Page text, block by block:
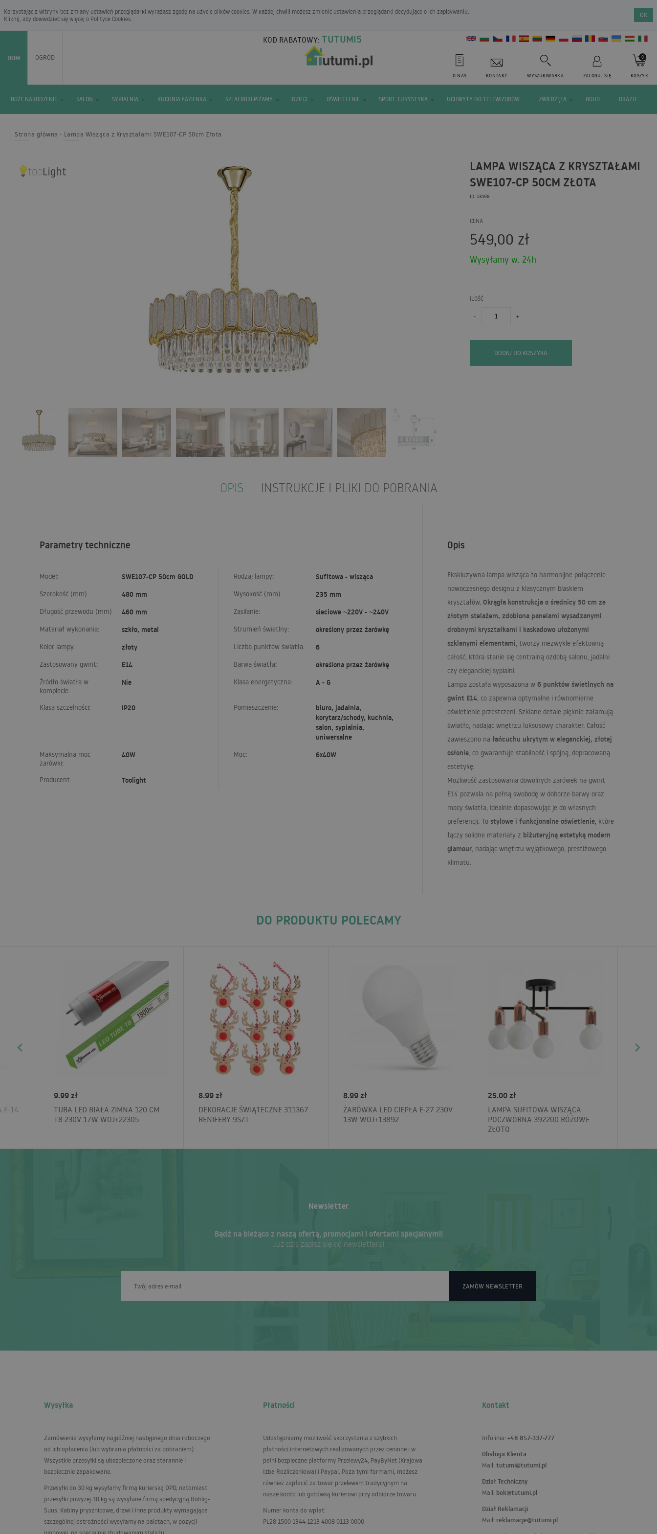
Korzystając z witryny bez zmiany ustawień przeglądarki wyrażasz zgodę na użycie plików cookies. W każdej chwili możesz zmienić ustawienia przeglądarki decydujące o ich zapisywaniu.
Kliknij, aby dowiedzieć się więcej o Polityce Cookies.
OK
DOM OGRÓD
KOD RABATOWY: TUTUMI5
O NAS KONTAKT WYSZUKIWARKA ZALOGUJ SIĘ KOSZYK
0
BOŻE NARODZENIE SALON SYPIALNIA KUCHNIA ŁAZIENKA SZLAFROKI PIŻAMY DZIECI OŚWIETLENIE SPORT TURYSTYKA UCHWYTY DO TELEWIZORÓW ZWIERZĘTA BOHO OKAZJE
Strona główna Lampa Wisząca z Kryształami SWE107-CP 50cm Złota
LAMPA WISZĄCA Z KRYSZTAŁAMI
SWE107-CP 50CM ZŁOTA
ID: 13598
CENA
549,00 zł
Wysyłamy w: 24h
ILOŚĆ
- +
DODAJ DO KOSZYKA
OPIS INSTRUKCJE I PLIKI DO POBRANIA
Parametry techniczne
Model: SWE107-CP 50cm GOLD Rodzaj lampy: Sufitowa - wisząca
Szerokość (mm) 480 mm Wysokość (mm) 235 mm
Długość przewodu (mm) 460 mm Zasilanie: sieciowe ~220V - ~240V
Materiał wykonania: szkło, metal Strumień świetlny: określony przez żarówkę
Kolor lampy: złoty Liczba punktów światła: 6
Zastosowany gwint: E14 Barwa światła: określona przez żarówkę
Źródło światła w
komplecie:
Nie Klasa energetyczna: A - G
Klasa szczelności: IP20 Pomieszczenie:
biuro, jadalnia,
korytarz/schody, kuchnia,
salon, sypialnia,
uniwersalne
Maksymalna moc
żarówki:
40W Moc: 6x40W
Producent: Toolight
Opis
Ekskluzywna lampa wisząca to harmonijne połączenie
nowoczesnego designu z klasycznym blaskiem
kryształów. Okrągła konstrukcja o średnicy 50 cm ze
złotym stelażem, zdobiona panelami wysadzanymi
drobnymi kryształkami i kaskadowo ułożonymi
szklanymi elementami, tworzy niezwykle efektowną
całość, która stanie się centralną ozdobą salonu, jadalni
czy eleganckiej sypialni.
Lampa została wyposażona w 6 punktów świetlnych na
gwint E14, co zapewnia optymalne i równomierne
oświetlenie przestrzeni. Szklane detale pięknie załamują
światło, nadając wnętrzu luksusowy charakter. Całość
zawieszono nałańcuchu ukrytym w eleganckiej, złotej
osłonie, co gwarantuje stabilność i spójną, dopracowaną
estetykę.
Możliwość zastosowania dowolnych żarówek na gwint
E14 pozwala na pełną swobodę w doborze barwy oraz
mocy światła, idealnie dopasowując je do własnych
preferencji. Tostylowe i funkcjonalne oświetlenie, które
łączy solidne materiały z biżuteryjną estetyką modern
glamour, nadając wnętrzu wyjątkowego, prestiżowego
klimatu.
DO PRODUKTU POLECAMY
E-14
9.99 zł
TUBA LED BIAŁA ZIMNA 120 CM
T8 230V 17W WOJ+22305
8.99 zł
DEKORACJE ŚWIĄTECZNE 311367
RENIFERY 9SZT
8.99 zł
ŻARÓWKA LED CIEPŁA E-27 230V
13W WOJ+13892
25.00 zł
LAMPA SUFITOWA WISZĄCA
POCZWÓRNA 392200 RÓŻOWE
ZŁOTO
Newsletter
Bądź na bieżąco z naszą ofertą, promocjami i ofertami specjalnymi!
Już dziś zapisz się do newslettera!
ZAMÓW NEWSLETTER
Wysyłka
Zamówienia wysyłamy najpóźniej następnego dnia roboczego
od ich opłacenia (lub wybrania płatności za pobraniem).
Wszystkie przesyłki są ubezpieczone oraz starannie i
bezpiecznie zapakowane.
Przesyłki do 30 kg wysyłamy firmą kurierską DPD, natomiast
przesyłki powyżej 30 kg są wysyłane firmą spedycyjną Rohlig-
Suus. Kabiny prysznicowe, drzwi i inne produkty wymagające
szczególnej ostrożności wysyłamy na paletach, w pozycji
Płatności
Udostępniamy możliwość skorzystania z szybkich
płatności internetowych realizowanych przez cenione i w
pełni bezpieczne platformy Przelewy24, PayByNet (Krajowa
Izba Rozliczeniowa) i Paypal. Poza tymi formami, możesz
również zapłacić za towar przelewem tradycyjnym na
nasze konto lub gotówką kurierowi przy odbiorze towaru.
Numer konta do wpłat:
PL28 1500 1344 1213 4008 0113 0000
Kontakt
Infolinia: +48 857-337-777
Obsługa Klienta
Mail: tutumi@tutumi.pl
Dział Techniczny
Mail: bok@tutumi.pl
Dział Reklamacji
Mail: reklamacje@tutumi.pl